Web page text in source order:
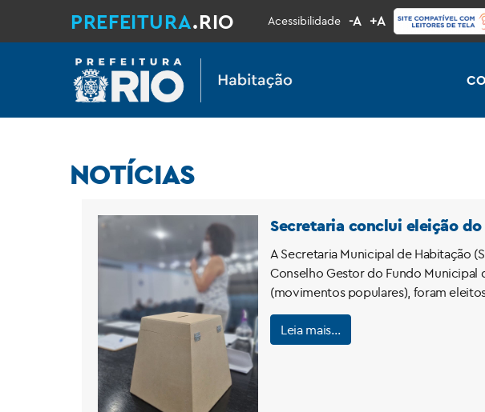
PREFEITURA.RIO Acessibilidade -A +A
NOTÍCIAS
Secretaria conclui eleição do
A Secretaria Municipal de Habitação
Conselho Gestor do Fundo Municipal
(movimentos populares), foram
Leia mais…